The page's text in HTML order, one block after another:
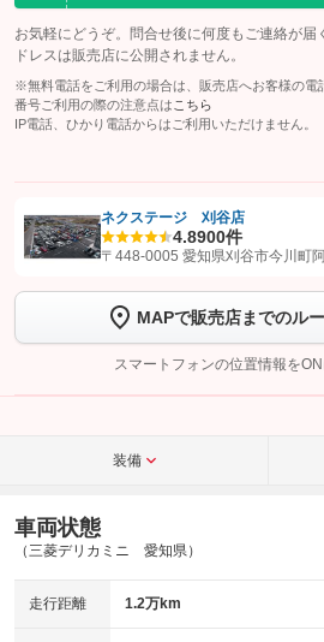
お気軽にどうぞ。問合せ後に何度もご連絡が届
ドレスは販売店に公開されません。
※無料電話をご利用の場合は、販売店へお客様の電
番号ご利用の際の注意点は こちら
IP電話、ひかり電話からはご利用いただけません。
【STEP1】認証画面でグーネットを友だち追加
トーク画面で
ボタンをタップして
完了してください。
こちら
ネクステージ 刈谷店
4.8900件
〒448-0005 愛知県刈谷市今川町
MAPで販売店までのル
スマートフォンの位置情報を
装備
車両状態
（三菱デリカミニ 愛知県）
走行距離 1.2万km